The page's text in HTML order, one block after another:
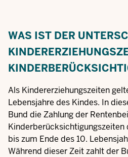
WAS IST DER
Als Kindererziehungszeiten
Lebensjahre des Kindes. In
Bund die Zahlung der
Kinderberücksichtigungszeiten
bis zum Ende des 10.
Während dieser Zeit zahlt der